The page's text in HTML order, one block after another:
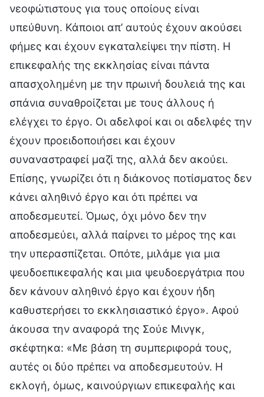
νεοφώτιστους για τους οποίους είναι
υπεύθυνη. Κάποιοι απ’ αυτούς έχουν ακούσει
φήμες και έχουν εγκαταλείψει την πίστη. Η
επικεφαλής της εκκλησίας είναι πάντα
απασχολημένη με την πρωινή δουλειά της και
σπάνια συναθροίζεται με τους άλλους ή
ελέγχει το έργο. Οι αδελφοί και οι αδελφές την
έχουν προειδοποιήσει και έχουν
συναναστραφεί μαζί της, αλλά δεν ακούει.
Επίσης, γνωρίζει ότι η διάκονος ποτίσματος δεν
κάνει αληθινό έργο και ότι πρέπει να
αποδεσμευτεί. Όμως, όχι μόνο δεν την
αποδεσμεύει, αλλά παίρνει το μέρος της και
την υπερασπίζεται. Οπότε, μιλάμε για μια
ψευδοεπικεφαλής και μια ψευδοεργάτρια που
δεν κάνουν αληθινό έργο και έχουν ήδη
καθυστερήσει το εκκλησιαστικό έργο». Αφού
άκουσα την αναφορά της Σούε Μινγκ,
σκέφτηκα: «Με βάση τη συμπεριφορά τους,
αυτές οι δύο πρέπει να αποδεσμευτούν. Η
εκλογή, όμως, καινούργιων επικεφαλής και